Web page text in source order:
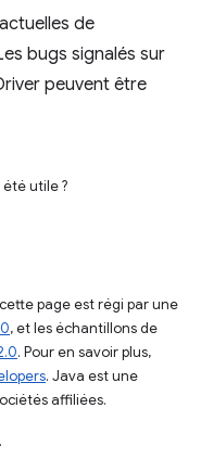
de
bugs signalés sur
peuvent être
utile ?
page est régi par une
, et les échantillons de
. Pour en savoir plus,
. Java est une
affiliées.